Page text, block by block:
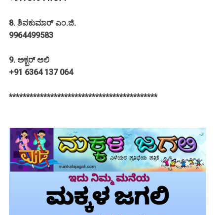
8. ಶಿವಕುಮಾರ್ ಎಂ.ಜಿ.
9964499583
9. ಅಕ್ಬರ್ ಅಲಿ
+91 6364 137 064
*******************************************